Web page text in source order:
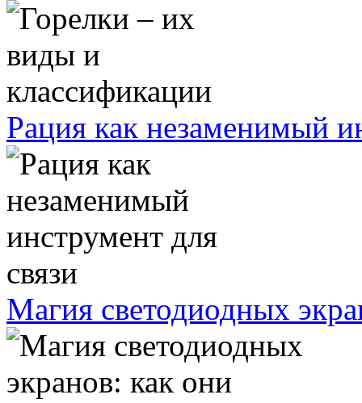
Рация как незаменимый
Магия светодиодных